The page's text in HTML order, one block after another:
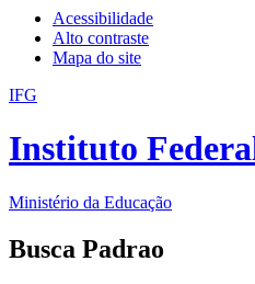
Acessibilidade
Alto contraste
Mapa do site
IFG
Instituto
Ministério da Educação
Busca Padrao